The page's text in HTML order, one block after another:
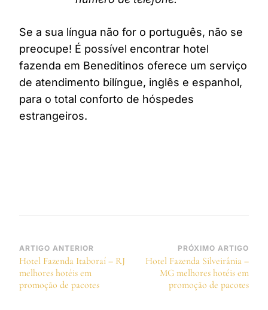
Se a sua língua não for o português, não se
preocupe! É possível encontrar hotel
fazenda em Beneditinos oferece um serviço
de atendimento bilíngue, inglês e espanhol,
para o total conforto de hóspedes
estrangeiros.
Navegação
de
post
ARTIGO ANTERIOR
Hotel Fazenda Itaboraí – RJ
melhores hotéis em
promoção de pacotes
PRÓXIMO ARTIGO
Hotel Fazenda Silveirânia –
MG melhores hotéis em
promoção de pacotes